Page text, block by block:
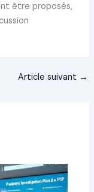
être proposés,
Article suivant →